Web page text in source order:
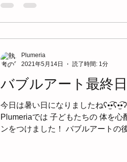
バブルアート最終
今日は暑い日になりましたね
Plumeriaでは 子どもたちの 体を心
ンをつけました！ バブルアートの
Plumeria
2021年5月14日
読了時間: 1分